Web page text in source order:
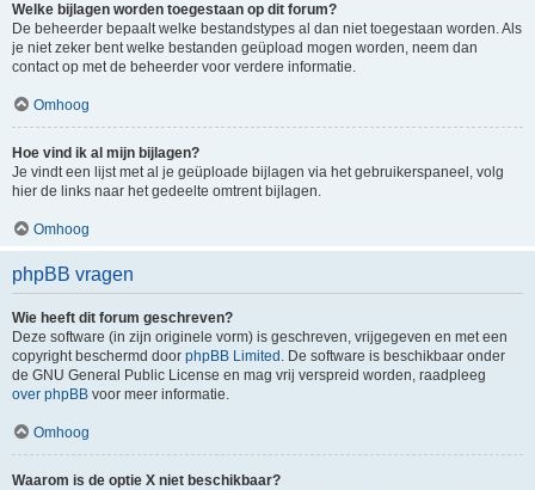
Welke bijlagen worden toegestaan op dit forum?
De beheerder bepaalt welke bestandstypes al dan niet toegestaan worden. Als
je niet zeker bent welke bestanden geüpload mogen worden, neem dan
contact op met de beheerder voor verdere informatie.
Omhoog
Hoe vind ik al mijn bijlagen?
Je vindt een lijst met al je geüploade bijlagen via het gebruikerspaneel, volg
hier de links naar het gedeelte omtrent bijlagen.
Omhoog
phpBB vragen
Wie heeft dit forum geschreven?
Deze software (in zijn originele vorm) is geschreven, vrijgegeven en met een
copyright beschermd door phpBB Limited . De software is beschikbaar onder
de GNU General Public License en mag vrij verspreid worden, raadpleeg
over phpBB voor meer informatie.
Omhoog
Waarom is de optie X niet beschikbaar?